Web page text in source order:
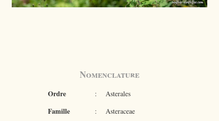
Nomenclature
Ordre : Asterales
Famille : Asteraceae